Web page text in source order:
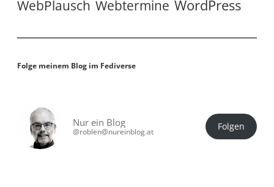
WebPlausch Webtermine WordPress
Folge meinem Blog im Fediverse
Nur ein Blog
@roblen@nureinblog.at Folgen